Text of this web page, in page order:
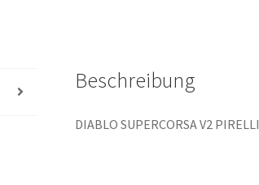
Beschreibung
DIABLO SUPERCORSA V2 PIRELLI